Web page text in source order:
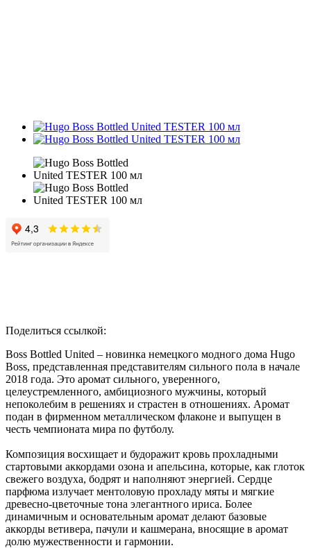
Поделиться ссылкой:
Boss Bottled United – новинка немецкого модного дома Hugo
Boss, представленная представителям сильного пола в начале
2018 года. Это аромат сильного, уверенного,
целеустремленного, амбициозного мужчины, который
непоколебим в решениях и страстен в отношениях. Аромат
подан в фирменном металлическом флаконе и выпущен в
честь чемпионата мира по футболу.
Композиция восхищает и будоражит кровь прохладными
стартовыми аккордами озона и апельсина, которые, как глоток
свежего воздуха, бодрят и наполняют энергией. Сердце
парфюма излучает ментоловую прохладу мяты и мягкие
древесно-цветочные тона элегантного ириса. Более
динамичным и основательным аромат делают базовые
аккорды ветивера, пачули и кашмерана, вносящие в аромат
долю мужественности и гармонии.